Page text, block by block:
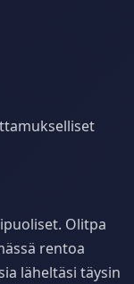
Olitpa
rentoa
läheltäsi täysin